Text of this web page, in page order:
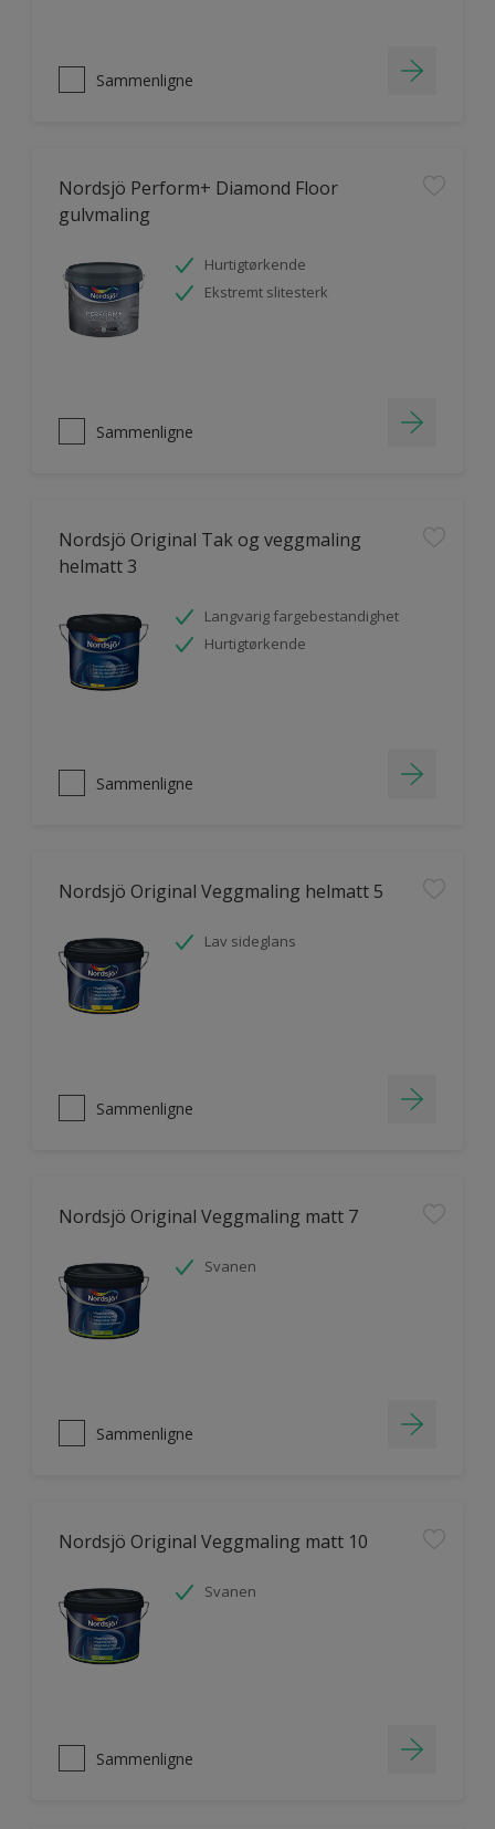
Sammenligne
Nordsjö Perform+ Diamond Floor
gulvmaling
Hurtigtørkende
Ekstremt slitesterk
Sammenligne
Nordsjö Original Tak og veggmaling
helmatt 3
Langvarig fargebestandighet
Hurtigtørkende
Sammenligne
Nordsjö Original Veggmaling helmatt 5
Lav sideglans
Sammenligne
Nordsjö Original Veggmaling matt 7
Svanen
Sammenligne
Nordsjö Original Veggmaling matt 10
Svanen
Sammenligne